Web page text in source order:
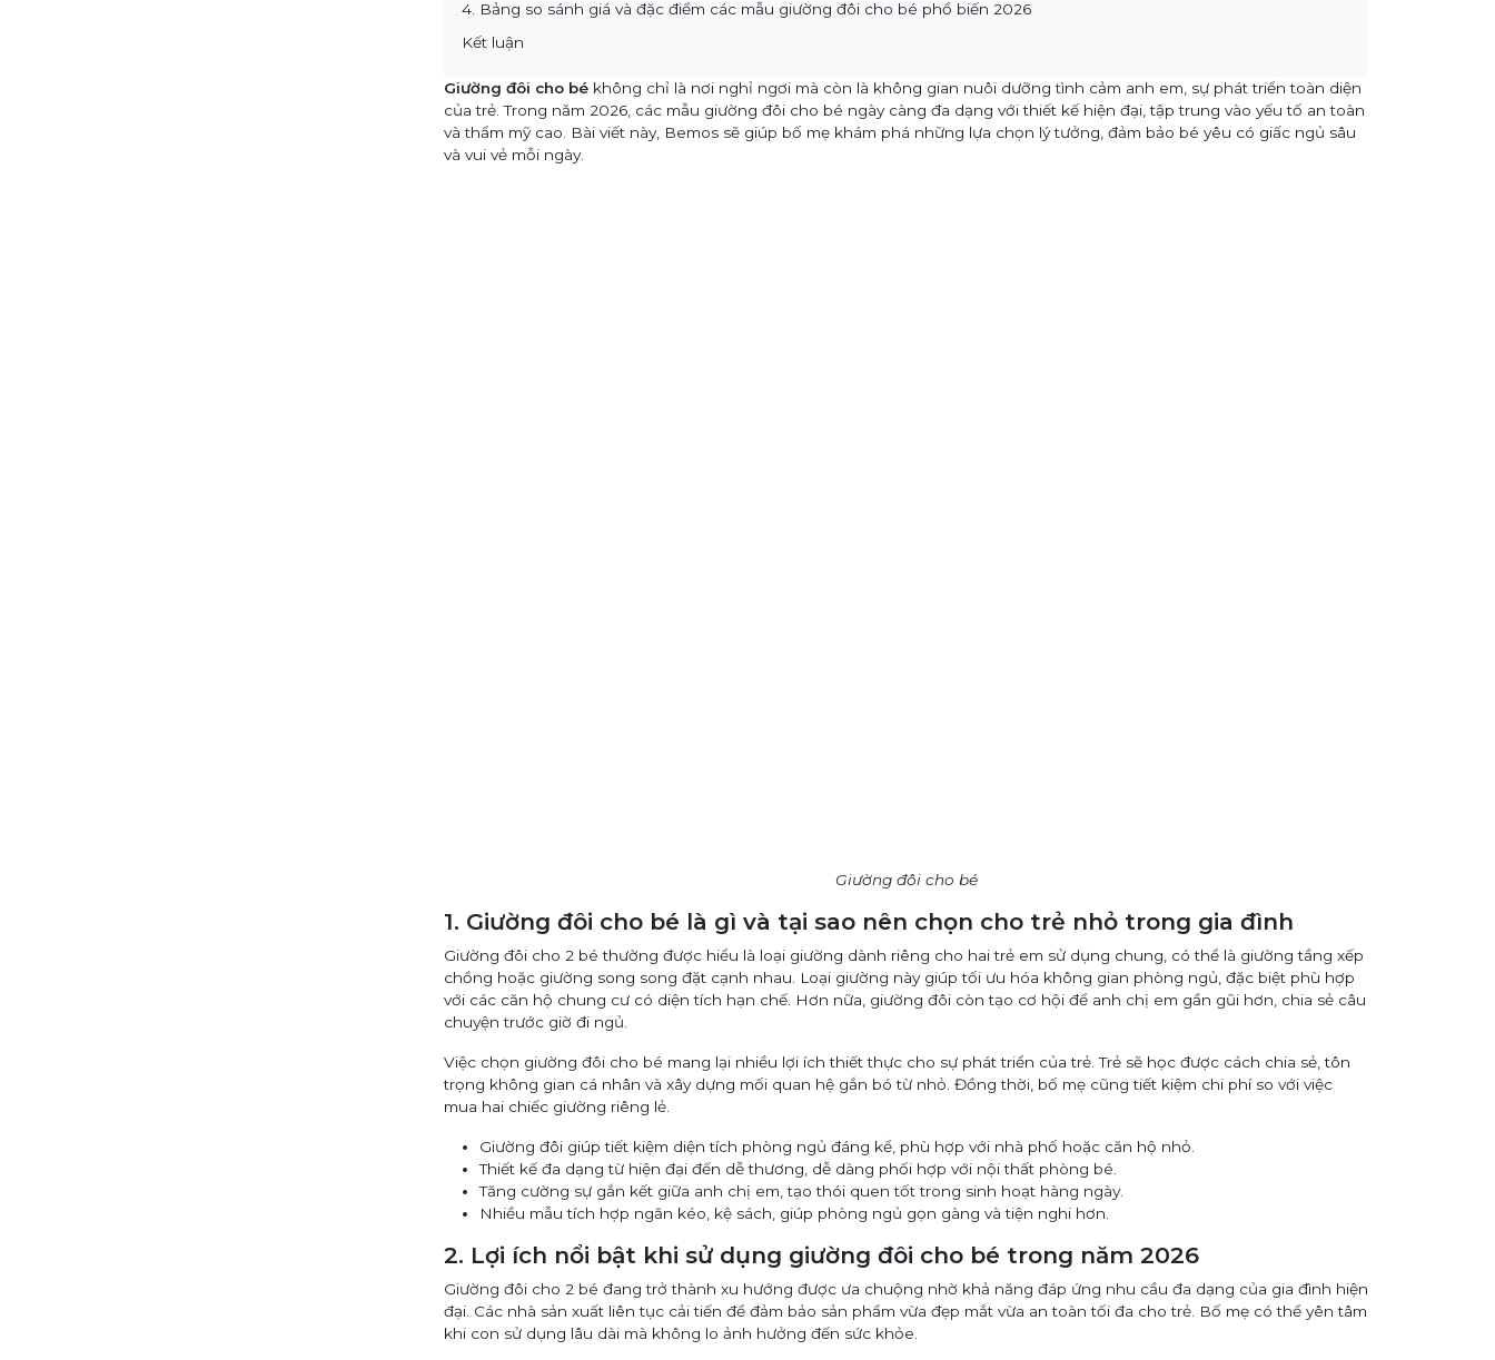
4. Bảng so sánh giá và đặc điểm các mẫu giường đôi cho bé phổ biến 2026
Kết luận
Giường đôi cho bé không chỉ là nơi nghỉ ngơi mà còn là không gian nuôi dưỡng tình cảm anh em, sự phát triển toàn diện
của trẻ. Trong năm 2026, các mẫu giường đôi cho bé ngày càng đa dạng với thiết kế hiện đại, tập trung vào yếu tố an toàn
và thẩm mỹ cao. Bài viết này, Bemos sẽ giúp bố mẹ khám phá những lựa chọn lý tưởng, đảm bảo bé yêu có giấc ngủ sâu
và vui vẻ mỗi ngày.
Giường đôi cho bé
1. Giường đôi cho bé là gì và tại sao nên chọn cho trẻ nhỏ trong gia đình
Giường đôi cho 2 bé thường được hiểu là loại giường dành riêng cho hai trẻ em sử dụng chung, có thể là giường tầng xếp
chồng hoặc giường song song đặt cạnh nhau. Loại giường này giúp tối ưu hóa không gian phòng ngủ, đặc biệt phù hợp
với các căn hộ chung cư có diện tích hạn chế. Hơn nữa, giường đôi còn tạo cơ hội để anh chị em gần gũi hơn, chia sẻ câu
chuyện trước giờ đi ngủ.
Việc chọn giường đôi cho bé mang lại nhiều lợi ích thiết thực cho sự phát triển của trẻ. Trẻ sẽ học được cách chia sẻ, tôn
trọng không gian cá nhân và xây dựng mối quan hệ gắn bó từ nhỏ. Đồng thời, bố mẹ cũng tiết kiệm chi phí so với việc
mua hai chiếc giường riêng lẻ.
Giường đôi giúp tiết kiệm diện tích phòng ngủ đáng kể, phù hợp với nhà phố hoặc căn hộ nhỏ.
Thiết kế đa dạng từ hiện đại đến dễ thương, dễ dàng phối hợp với nội thất phòng bé.
Tăng cường sự gắn kết giữa anh chị em, tạo thói quen tốt trong sinh hoạt hàng ngày.
Nhiều mẫu tích hợp ngăn kéo, kệ sách, giúp phòng ngủ gọn gàng và tiện nghi hơn.
2. Lợi ích nổi bật khi sử dụng giường đôi cho bé trong năm 2026
Giường đôi cho 2 bé đang trở thành xu hướng được ưa chuộng nhờ khả năng đáp ứng nhu cầu đa dạng của gia đình hiện
đại. Các nhà sản xuất liên tục cải tiến để đảm bảo sản phẩm vừa đẹp mắt vừa an toàn tối đa cho trẻ. Bố mẹ có thể yên tâm
khi con sử dụng lâu dài mà không lo ảnh hưởng đến sức khỏe.